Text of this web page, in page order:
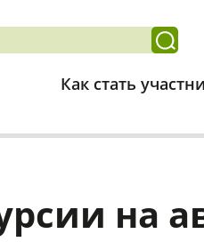
Как стать
на